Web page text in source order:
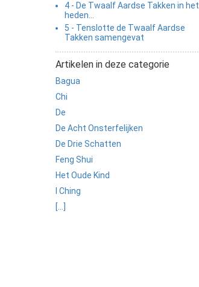
4 - De Twaalf Aardse Takken in het
heden...
5 - Tenslotte de Twaalf Aardse
Takken samengevat
Artikelen in deze categorie
Bagua
Chi
De
De Acht Onsterfelijken
De Drie Schatten
Feng Shui
Het Oude Kind
I Ching
[...]